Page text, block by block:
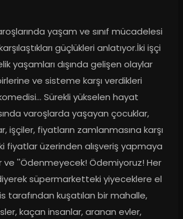
yaşam ve sınıf mücadelesi
güçlükleri anlatıyor.İki işçi
yaşamları dışında gelişen olaylar
ve sisteme karşı verdikleri
Sürekli yükselen hayat
varoşlarda yaşayan çocuklar,
işçiler, fiyatların zamlanmasına karşı
fiyatlar üzerinden alışveriş yapmaya
ve ''Ödenmeyecek! Ödemiyoruz! Her
süpermarketteki yiyeceklere el
tarafından kuşatılan bir mahalle,
kaçan insanlar, aranan evler,